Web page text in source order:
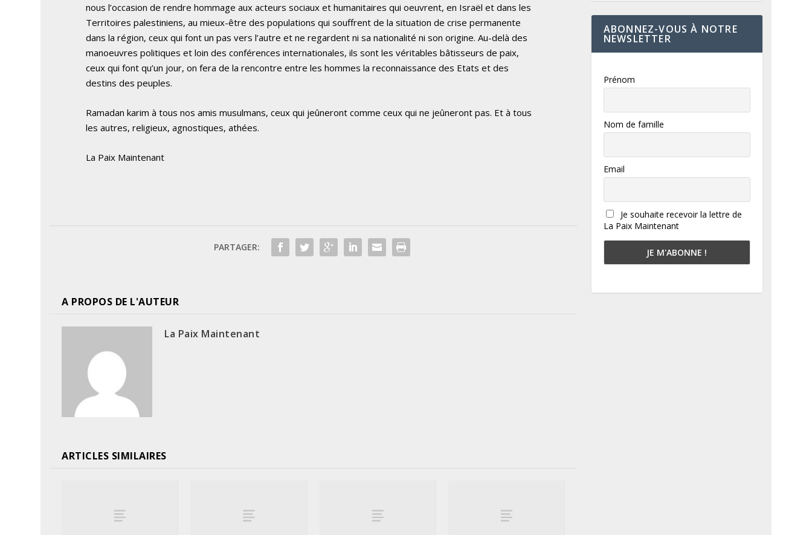
nous l’occasion de rendre hommage aux acteurs sociaux et humanitaires qui oeuvrent, en Israël et dans les
Territoires palestiniens, au mieux-être des populations qui souffrent de la situation de crise permanente
dans la région, ceux qui font un pas vers l’autre et ne regardent ni sa nationalité ni son origine. Au-delà des
manoeuvres politiques et loin des conférences internationales, ils sont les véritables bâtisseurs de paix,
ceux qui font qu’un jour, on fera de la rencontre entre les hommes la reconnaissance des Etats et des
destins des peuples.
Ramadan karim à tous nos amis musulmans, ceux qui jeûneront comme ceux qui ne jeûneront pas. Et à tous
les autres, religieux, agnostiques, athées.
La Paix Maintenant
PARTAGER:
A PROPOS DE L'AUTEUR
La Paix Maintenant
ARTICLES SIMILAIRES
ABONNEZ-VOUS À NOTRE
NEWSLETTER
Prénom
Nom de famille
Email
Je souhaite recevoir la lettre de
La Paix Maintenant